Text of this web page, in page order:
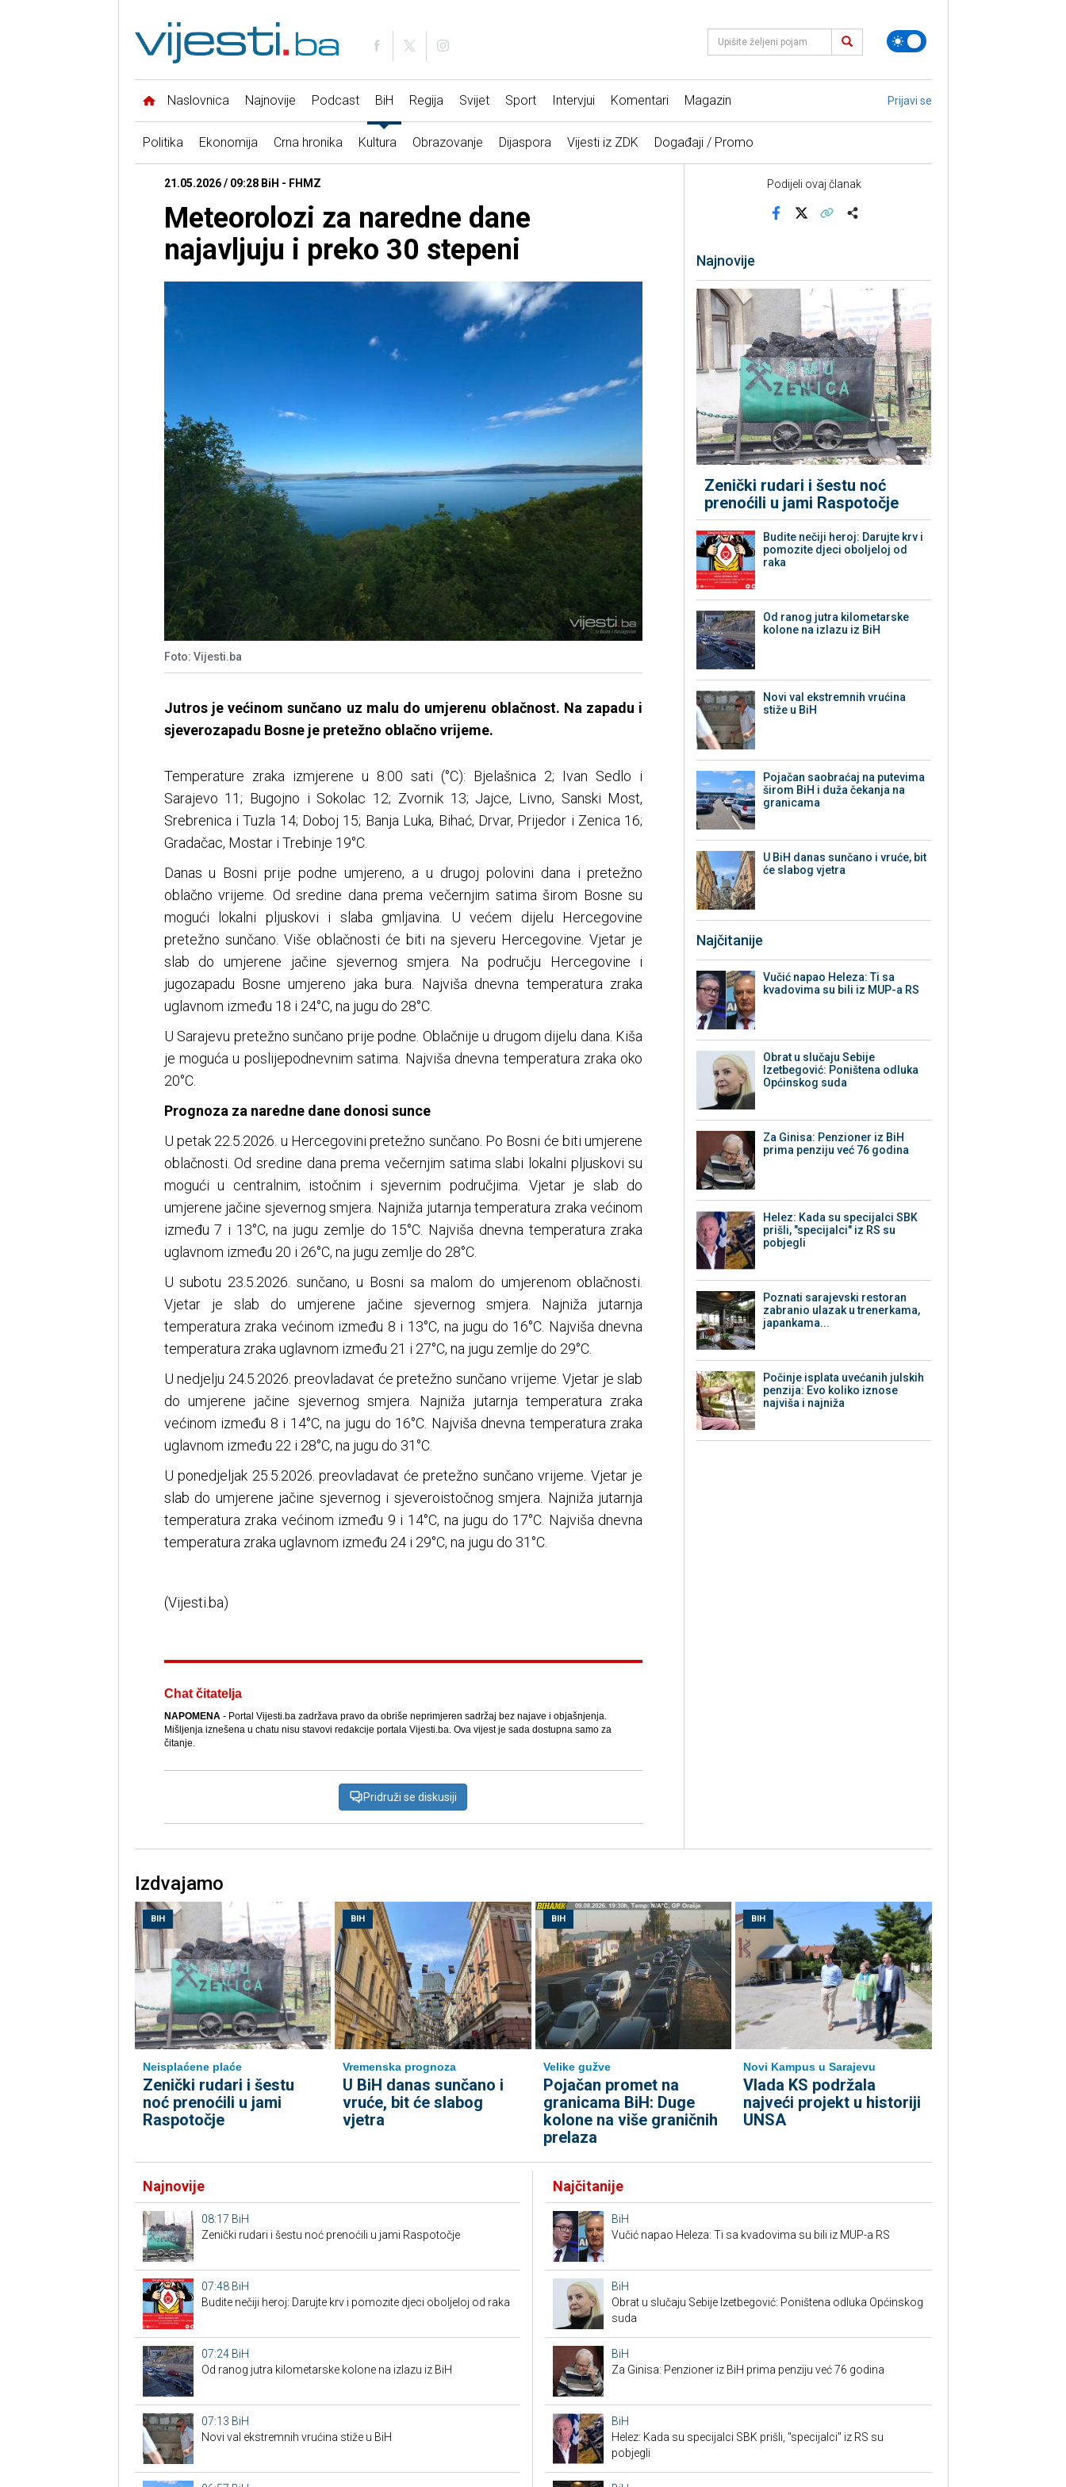
Naslovnica Najnovije Podcast BiH Regija Svijet Sport Intervjui Komentari Magazin Prijavi se
Politika Ekonomija Crna hronika Kultura Obrazovanje Dijaspora Vijesti iz ZDK Događaji / Promo
21.05.2026 / 09:28 BiH - FHMZ
Meteorolozi za naredne dane
najavljuju i preko 30 stepeni
Foto: Vijesti.ba
Jutros je većinom sunčano uz malu do umjerenu oblačnost. Na zapadu i
sjeverozapadu Bosne je pretežno oblačno vrijeme.
Temperature zraka izmjerene u 8:00 sati (°C): Bjelašnica 2; Ivan Sedlo i
Sarajevo 11; Bugojno i Sokolac 12; Zvornik 13; Jajce, Livno, Sanski Most,
Srebrenica i Tuzla 14; Doboj 15; Banja Luka, Bihać, Drvar, Prijedor i Zenica 16;
Gradačac, Mostar i Trebinje 19°C.
Danas u Bosni prije podne umjereno, a u drugoj polovini dana i pretežno
oblačno vrijeme. Od sredine dana prema večernjim satima širom Bosne su
mogući lokalni pljuskovi i slaba gmljavina. U većem dijelu Hercegovine
pretežno sunčano. Više oblačnosti će biti na sjeveru Hercegovine. Vjetar je
slab do umjerene jačine sjevernog smjera. Na području Hercegovine i
jugozapadu Bosne umjereno jaka bura. Najviša dnevna temperatura zraka
uglavnom između 18 i 24°C, na jugu do 28°C.
U Sarajevu pretežno sunčano prije podne. Oblačnije u drugom dijelu dana. Kiša
je moguća u poslijepodnevnim satima. Najviša dnevna temperatura zraka oko
20°C.
Prognoza za naredne dane donosi sunce
U petak 22.5.2026. u Hercegovini pretežno sunčano. Po Bosni će biti umjerene
oblačnosti. Od sredine dana prema večernjim satima slabi lokalni pljuskovi su
mogući u centralnim, istočnim i sjevernim područjima. Vjetar je slab do
umjerene jačine sjevernog smjera. Najniža jutarnja temperatura zraka većinom
između 7 i 13°C, na jugu zemlje do 15°C. Najviša dnevna temperatura zraka
uglavnom između 20 i 26°C, na jugu zemlje do 28°C.
U subotu 23.5.2026. sunčano, u Bosni sa malom do umjerenom oblačnosti.
Vjetar je slab do umjerene jačine sjevernog smjera. Najniža jutarnja
temperatura zraka većinom između 8 i 13°C, na jugu do 16°C. Najviša dnevna
temperatura zraka uglavnom između 21 i 27°C, na jugu zemlje do 29°C.
U nedjelju 24.5.2026. preovladavat će pretežno sunčano vrijeme. Vjetar je slab
do umjerene jačine sjevernog smjera. Najniža jutarnja temperatura zraka
većinom između 8 i 14°C, na jugu do 16°C. Najviša dnevna temperatura zraka
uglavnom između 22 i 28°C, na jugu do 31°C.
U ponedjeljak 25.5.2026. preovladavat će pretežno sunčano vrijeme. Vjetar je
slab do umjerene jačine sjevernog i sjeveroistočnog smjera. Najniža jutarnja
temperatura zraka većinom između 9 i 14°C, na jugu do 17°C. Najviša dnevna
temperatura zraka uglavnom između 24 i 29°C, na jugu do 31°C.
(Vijesti.ba)
Chat čitatelja
NAPOMENA- Portal Vijesti.ba zadržava pravo da obriše neprimjeren sadržaj bez najave i objašnjenja.
Mišljenja iznešena u chatu nisu stavovi redakcije portala Vijesti.ba. Ova vijest je sada dostupna samo za
čitanje.
Pridruži se diskusiji
Podijeli ovaj članak
Najnovije
Zenički rudari i šestu noć
prenoćili u jami Raspotočje
Budite nečiji heroj: Darujte krv i
pomozite djeci oboljeloj od
raka
Od ranog jutra kilometarske
kolone na izlazu iz BiH
Novi val ekstremnih vrućina
stiže u BiH
Pojačan saobraćaj na putevima
širom BiH i duža čekanja na
granicama
U BiH danas sunčano i vruće, bit
će slabog vjetra
Najčitanije
Vučić napao Heleza: Ti sa
kvadovima su bili iz MUP-a RS
Obrat u slučaju Sebije
Izetbegović: Poništena odluka
Općinskog suda
Za Ginisa: Penzioner iz BiH
prima penziju već 76 godina
Helez: Kada su specijalci SBK
prišli, "specijalci" iz RS su
pobjegli
Poznati sarajevski restoran
zabranio ulazak u trenerkama,
japankama...
Počinje isplata uvećanih julskih
penzija: Evo koliko iznose
najviša i najniža
Izdvajamo
BIH
Neisplaćene plaće
Zenički rudari i šestu
noć prenoćili u jami
Raspotočje
BIH
Vremenska prognoza
U BiH danas sunčano i
vruće, bit će slabog
vjetra
BIH
Velike gužve
Pojačan promet na
granicama BiH: Duge
kolone na više graničnih
prelaza
BIH
Novi Kampus u Sarajevu
Vlada KS podržala
najveći projekt u historiji
UNSA
Najnovije
08:17 BiH
Zenički rudari i šestu noć prenoćili u jami Raspotočje
07:48 BiH
Budite nečiji heroj: Darujte krv i pomozite djeci oboljeloj od raka
07:24 BiH
Od ranog jutra kilometarske kolone na izlazu iz BiH
07:13 BiH
Novi val ekstremnih vrućina stiže u BiH
Najčitanije
BiH
Vučić napao Heleza: Ti sa kvadovima su bili iz MUP-a RS
BiH
Obrat u slučaju Sebije Izetbegović: Poništena odluka Općinskog
suda
BiH
Za Ginisa: Penzioner iz BiH prima penziju već 76 godina
BiH
Helez: Kada su specijalci SBK prišli, "specijalci" iz RS su
pobjegli